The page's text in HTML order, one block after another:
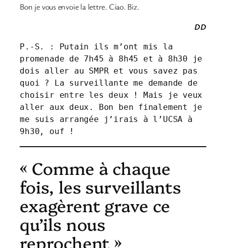
Bon je vous envoie la lettre. Ciao. Biz.
DD
P.-S. : Putain ils m’ont mis la
promenade de 7h45 à 8h45 et à 8h30 je
dois aller au SMPR et vous savez pas
quoi ? La surveillante me demande de
choisir entre les deux ! Mais je veux
aller aux deux. Bon ben finalement je
me suis arrangée j’irais à l’UCSA à
9h30, ouf !
« Comme à chaque
fois, les surveillants
exagèrent grave ce
qu’ils nous
reprochent »